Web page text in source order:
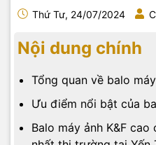
Thứ Tư, 24/07/2024
Nội dung chính
Tổng quan về balo
Ưu điểm nổi bật của
Balo máy ảnh K&F